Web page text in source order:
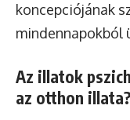
koncepciójának
mindennapokból
Az illatok
az otthon illata?